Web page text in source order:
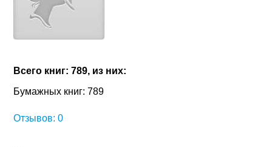
Всего книг: 789, из них:
Бумажных книг: 789
Отзывов: 0